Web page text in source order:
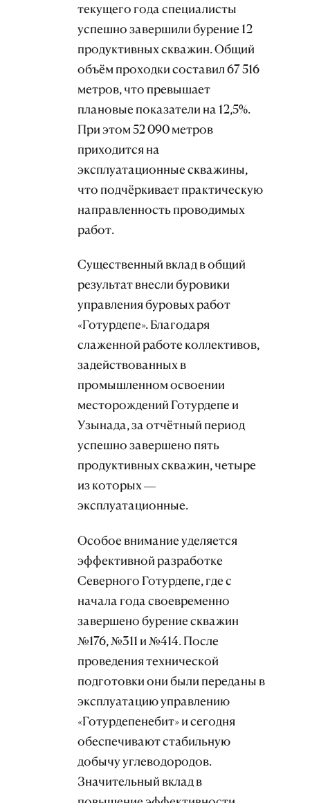
текущего года специалисты
успешно завершили бурение 12
продуктивных скважин. Общий
объём проходки составил 67 516
метров, что превышает
плановые показатели на 12,5%.
При этом 52 090 метров
приходится на
эксплуатационные скважины,
что подчёркивает практическую
направленность проводимых
работ.
Существенный вклад в общий
результат внесли буровики
управления буровых работ
«Готурдепе». Благодаря
слаженной работе коллективов,
задействованных в
промышленном освоении
месторождений Готурдепе и
Узынада, за отчётный период
успешно завершено пять
продуктивных скважин, четыре
из которых —
эксплуатационные.
Особое внимание уделяется
эффективной разработке
Северного Готурдепе, где с
начала года своевременно
завершено бурение скважин
№176, №311 и №414. После
проведения технической
подготовки они были переданы в
эксплуатацию управлению
«Готурдепенебит» и сегодня
обеспечивают стабильную
добычу углеводородов.
Значительный вклад в